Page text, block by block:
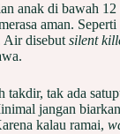
anak di bawah
aman.
Air disebut silent
takdir, tak ada
jangan
kalau ramai,